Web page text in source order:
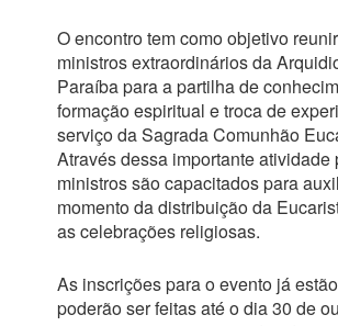
O encontro tem como objetivo
ministros extraordinários da
Paraíba para a partilha de
formação espiritual e troca de
serviço da Sagrada Comunhão
Através dessa importante atividade
ministros são capacitados para
momento da distribuição da
as celebrações religiosas.
As inscrições para o evento já
poderão ser feitas até o dia 30 de